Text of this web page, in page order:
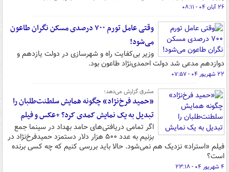
۲۶ آبان ۰۴ - ۰۸:۱۱
وقتی عامل تورم ۷۰۰ درصدی مسکن نگران طاعون
می‌شود!
وزیر بی‌کفایت راه و شهرسازی در دولت یازدهم و
دوازدهم مدعی شد دولت احمدی‌نژاد طاعون بود.
۲۲ شهریور ۰۴ - ۰۷:۵۷
مشرق گزارش می‌دهد؛
«حمید فرخ‌نژاد» چگونه همایش سلطنت‌طلبان را
تبدیل به یک نمایش کمدی کرد؟ +عکس و فیلم
اگر تمامی دریافتی‌های حامد بهداد در سینما جمع
بزنیم به عدد ۵۰۰ هزار دلار دستمزد حمیدفرخ‌نژاد در
فیلم «استراد» نزدیک هم نمی‌شود. حالا باید بررسی کنیم که چه کسی برنده‌
است؟
۴ شهریور ۰۴ - ۲۳:۱۸